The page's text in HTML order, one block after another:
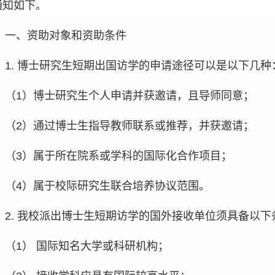
如下。
一、资助对象和资助条件
1.博士研究生短期出国访学的申请途径可以是以下几种
（1）博士研究生个人申请并获邀请，且导师同意；
（2）通过博士生指导教师联系或推荐，并获邀请；
（3）属于所在院系或学科的国际化合作项目；
（4）属于校际研究生联合培养协议范围。
2. 我校派出博士生短期访学的国外接收单位须具备以下
（1） 国际知名大学或科研机构；